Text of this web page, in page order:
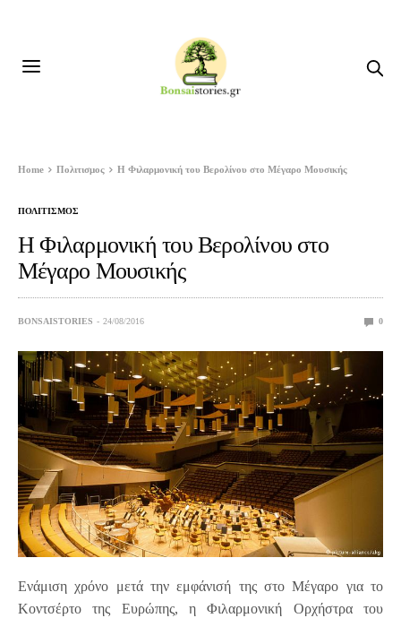
Home Πολιτισμος Η Φιλαρμονική του Βερολίνου στο Μέγαρο Μουσικής
ΠΟΛΙΤΙΣΜΟΣ
Η Φιλαρμονική του Βερολίνου στο
Μέγαρο Μουσικής
BONSAISTORIES 24/08/2016 0
Ενάμιση χρόνο μετά την εμφάνισή της στο Μέγαρο για το
Κοντσέρτο της Ευρώπης, η Φιλαρμονική Ορχήστρα του